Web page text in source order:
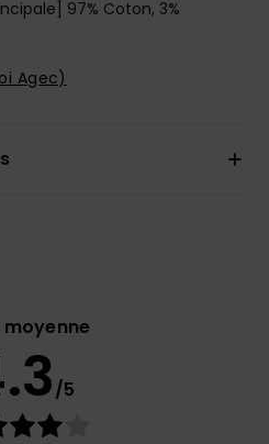
97% Coton, 3%
Agec)
moyenne
/5